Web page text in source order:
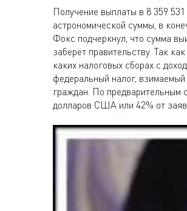
Получение выплаты в 8 359
астрономической суммы, в
Фокс подчеркнул, что сумма
заберёт правительству. Так
каких налоговых сборах с
федеральный налог,
граждан. По предварительным
долларов США или 42% от